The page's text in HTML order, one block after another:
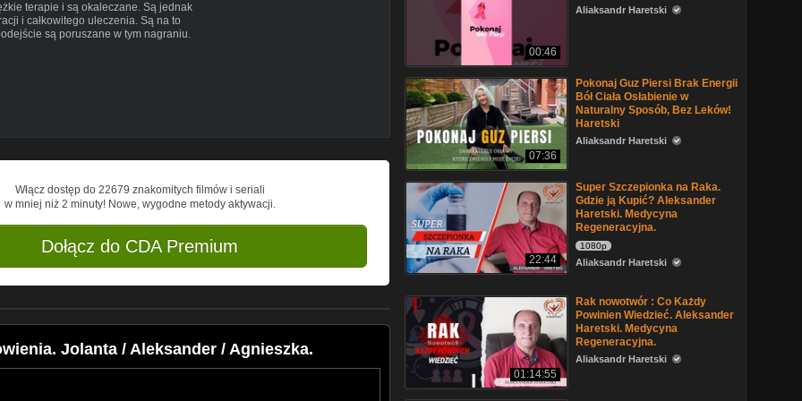
terapie i są okaleczane. Są jednak
i całkowitego uleczenia. Są na to
są poruszane w tym nagraniu.
tego potrzebują.
Strona internetowa:
Włącz dostęp do 22679 znakomitych filmów i seriali
w mniej niż 2 minuty! Nowe, wygodne metody aktywacji.
Dołącz do CDA Premium
Jolanta / Aleksander / Agnieszka.
00:46
Aliaksandr Haretski
07:36
Pokonaj Guz Piersi Brak Energii
Bół Ciała Osłabienie w
Naturalny Sposób, Bez Leków!
Haretski
Aliaksandr Haretski
22:44
Super Szczepionka na Raka.
Gdzie ją Kupić? Aleksander
Haretski. Medycyna
Regeneracyjna.
1080p
Aliaksandr Haretski
01:14:55
Rak nowotwór : Co Każdy
Powinien Wiedzieć. Aleksander
Haretski. Medycyna
Regeneracyjna.
Aliaksandr Haretski